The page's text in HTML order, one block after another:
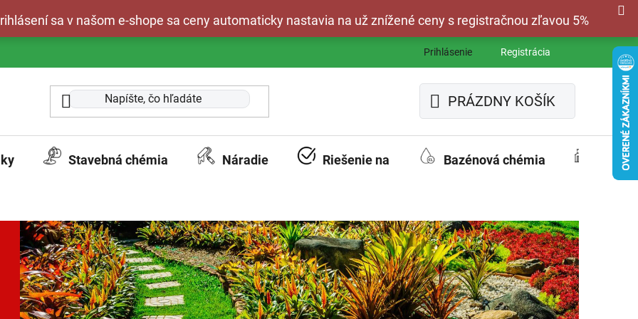
sa v našom e-shope sa ceny automaticky nastavia na už znížené ceny s registračnou zľavou 5%
Prihlásenie Registrácia
NÁKUPNÝ
KOŠÍK
PRÁZDNY KOŠÍK
Stavebná chémia Náradie Riešenie na Bazénová chémia